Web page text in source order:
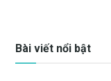
Bài viết nổi bật